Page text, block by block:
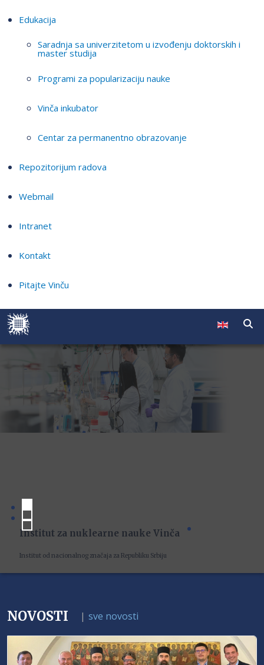
Edukacija
Saradnja sa univerzitetom u izvođenju doktorskih i
master studija
Programi za popularizaciju nauke
Vinča inkubator
Centar za permanentno obrazovanje
Repozitorijum radova
Webmail
Intranet
Kontakt
Pitajte Vinču
Institut za nuklearne nauke Vinča
Institut od nacionalnog značaja za Republiku Srbiju
NOVOSTI | sve novosti